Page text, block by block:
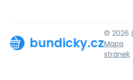
bundicky.cz
© 2026 |
Mapa
stránek